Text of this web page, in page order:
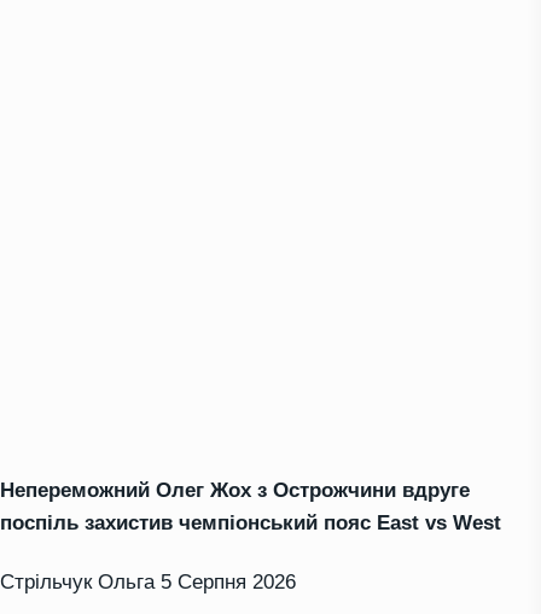
Непереможний Олег Жох з Острожчини вдруге
поспіль захистив чемпіонський пояс East vs West
Стрільчук Ольга 5 Серпня 2026